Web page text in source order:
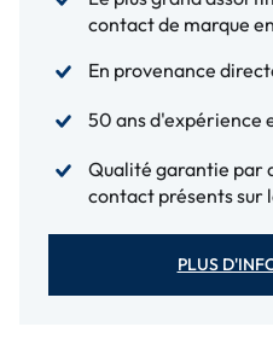
contact de marque
En provenance
50 ans d'expérience
Qualité garantie par
contact présents sur
PLUS